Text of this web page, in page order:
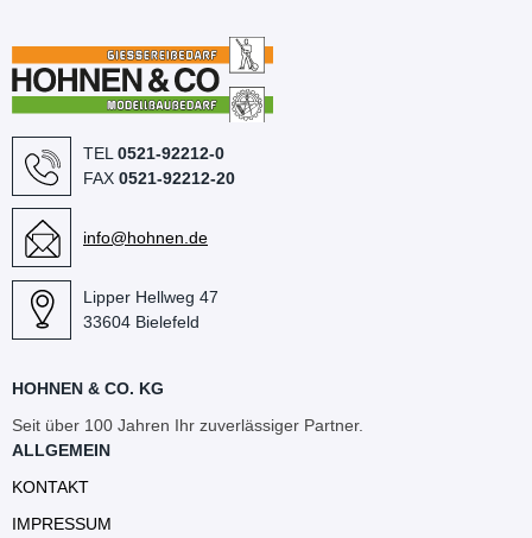
TEL 0521-92212-0
FAX 0521-92212-20
info@hohnen.de
Lipper Hellweg 47
33604 Bielefeld
HOHNEN & CO. KG
Seit über 100 Jahren Ihr zuverlässiger Partner.
ALLGEMEIN
KONTAKT
IMPRESSUM